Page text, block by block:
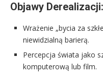
Objawy Derealizacji:
Wrażenie „bycia za
niewidzialną barierą.
Percepcja świata jako
komputerową lub film.